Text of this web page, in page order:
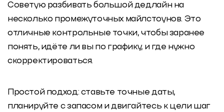
Советую разбивать большой дедлайн на
несколько промежуточных майлстоунов. Это
отличные контрольные точки, чтобы заранее
понять, идёте ли вы по графику, и где нужно
скорректироваться.
Простой подход: ставьте точные даты,
планируйте с запасом и двигайтесь к цели шаг